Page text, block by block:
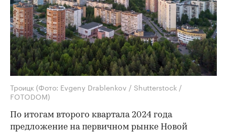
Троицк (Фото: Evgeny Drablenkov / Shutterstock /
FOTODOM)
По итогам второго квартала 2024 года
предложение на первичном рынке Новой